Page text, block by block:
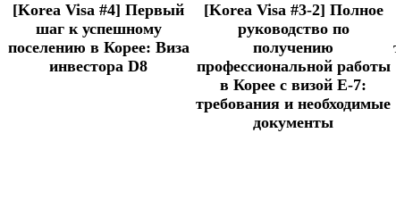
[Korea Visa #4] Первый
шаг к успешному
поселению в Корее: Виза
инвестора D8
[Korea Visa #3-2] Полное
руководство по
получению
профессиональной работы
в Корее с визой E-7:
требования и необходимые
документы